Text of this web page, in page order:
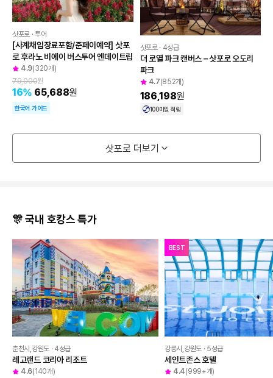
삿포로 · 투어
[사계채입장료포함/준페이예약] 삿포
로 후라노 비에이 버스투어 엔데이트립
4.9(320개)
79,000원
16% 65,688원
한국어 가이드
삿포로 · 4성급
더 로열 파크 캔버스 – 삿포로 오도리
파크
4.7(852개)
186,198원
100마일 적립
삿포로 더보기
🎊 국내 호캉스 특가
춘천시,강원도 · 4성급
레고랜드 코리아 리조트
4.6(140개)
BEST
강릉시,강원도 · 5성급
세인트존스 호텔
4.4(999+개)
도움이 필요하신가요?
공지사항
고객센터
자주 묻는 질문 BEST